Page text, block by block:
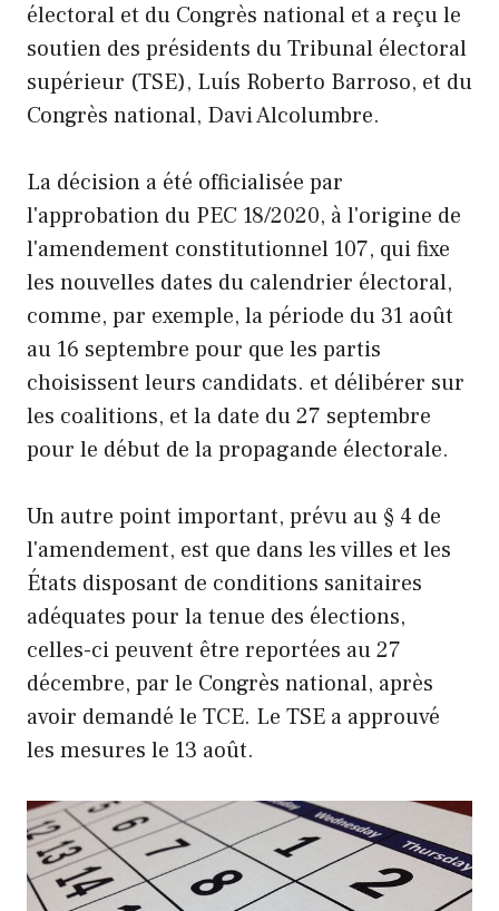
électoral et du Congrès national et a reçu le
soutien des présidents du Tribunal électoral
supérieur (TSE), Luís Roberto Barroso, et du
Congrès national, Davi Alcolumbre.
La décision a été officialisée par
l'approbation du PEC 18/2020, à l'origine de
l'amendement constitutionnel 107, qui fixe
les nouvelles dates du calendrier électoral,
comme, par exemple, la période du 31 août
au 16 septembre pour que les partis
choisissent leurs candidats. et délibérer sur
les coalitions, et la date du 27 septembre
pour le début de la propagande électorale.
Un autre point important, prévu au § 4 de
l'amendement, est que dans les villes et les
États disposant de conditions sanitaires
adéquates pour la tenue des élections,
celles-ci peuvent être reportées au 27
décembre, par le Congrès national, après
avoir demandé le TCE. Le TSE a approuvé
les mesures le 13 août.